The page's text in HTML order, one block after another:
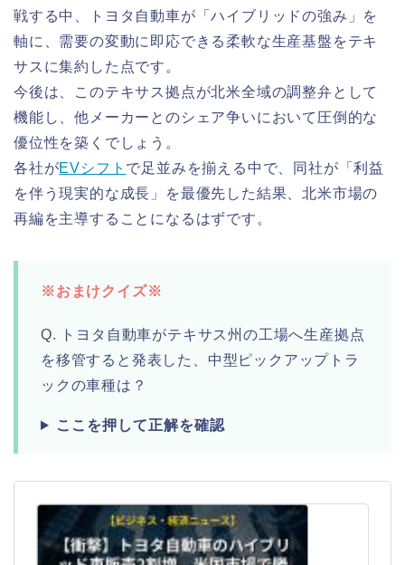
戦する中、トヨタ自動車が「ハイブリッドの強み」を
軸に、需要の変動に即応できる柔軟な生産基盤をテキ
サスに集約した点です。
今後は、このテキサス拠点が北米全域の調整弁として
機能し、他メーカーとのシェア争いにおいて圧倒的な
優位性を築くでしょう。
各社がEVシフト で足並みを揃える中で、同社が「利益
を伴う現実的な成長」を最優先した結果、北米市場の
再編を主導することになるはずです。
※おまけクイズ※
Q. トヨタ自動車がテキサス州の工場へ生産拠点
を移管すると発表した、中型ピックアップトラ
ックの車種は？
ここを押して正解を確認